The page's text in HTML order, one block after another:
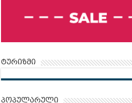
ტურიზმი
პოპულარული